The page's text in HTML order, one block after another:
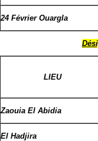
24 Février Ouargla
LIEU
Zaouia El Abidia
El Hadjira